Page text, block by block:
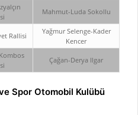
Mahmut-Luda Sokollu
Rallisi
Yağmur Selenge-Kader
Kencer
Çağan-Derya Ilgar
Spor Otomobil Kulübü